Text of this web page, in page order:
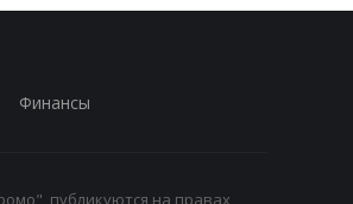
Финансы
публикуются на правах